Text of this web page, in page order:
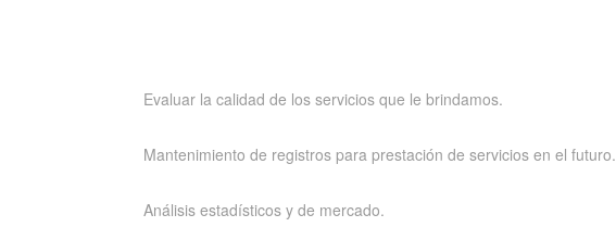
Evaluar la calidad de los servicios que le brindamos.
Mantenimiento de registros para prestación de servicios en el futuro.
Análisis estadísticos y de mercado.